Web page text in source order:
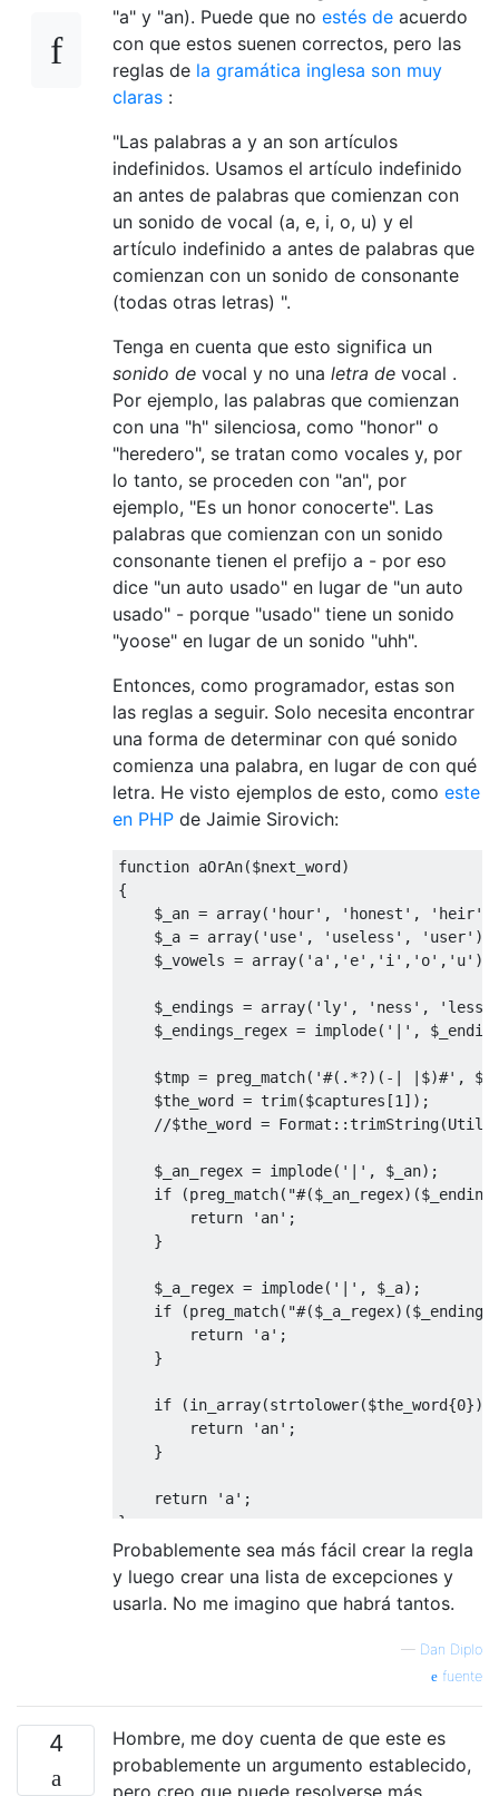
"a" y "an). Puede que no estés de acuerdo
con que estos suenen correctos, pero las
reglas de la gramática inglesa son muy
claras :
"Las palabras a y an son artículos
indefinidos. Usamos el artículo indefinido
an antes de palabras que comienzan con
un sonido de vocal (a, e, i, o, u) y el
artículo indefinido a antes de palabras que
comienzan con un sonido de consonante
(todas otras letras) ".
Tenga en cuenta que esto significa un
sonido de vocal y no una letra de vocal .
Por ejemplo, las palabras que comienzan
con una "h" silenciosa, como "honor" o
"heredero", se tratan como vocales y, por
lo tanto, se proceden con "an", por
ejemplo, "Es un honor conocerte". Las
palabras que comienzan con un sonido
consonante tienen el prefijo a - por eso
dice "un auto usado" en lugar de "un auto
usado" - porque "usado" tiene un sonido
"yoose" en lugar de un sonido "uhh".
Entonces, como programador, estas son
las reglas a seguir. Solo necesita encontrar
una forma de determinar con qué sonido
comienza una palabra, en lugar de con qué
letra. He visto ejemplos de esto, como este
en PHP de Jaimie Sirovich:
function aOrAn($next_word)
{
    $_an
= array( 'hour' , 'honest' , 'heir'
    $_a
= array( 'use' , 'useless' , 'user' );
    $_vowels
= array( 'a' , 'e' , 'i' , 'o' , 'u' );
    $_endings
= array( 'ly' , 'ness' , 'less'
    $_endings_regex
= implode( '|' ,
    $tmp
= preg_match( '#(.*?)(-| |$)#' ,
    $the_word
= trim($captures [1 ]);
//$the_word =
    $_an_regex
= implode( '|' , $_an);
if
(preg_match(
return
'an' ;
}
    $_a_regex
= implode( '|' , $_a);
if
(preg_match(
return
'a' ;
}
if (in_array(strtolower($the_word{0}),
return
'an' ;
}
return 'a' ;
}
Probablemente sea más fácil crear la regla
y luego crear una lista de excepciones y
usarla. No me imagino que habrá tantos.
— Dan Diplo
fuente
4
Hombre, me doy cuenta de que este es
probablemente un argumento establecido,
pero creo que puede resolverse más